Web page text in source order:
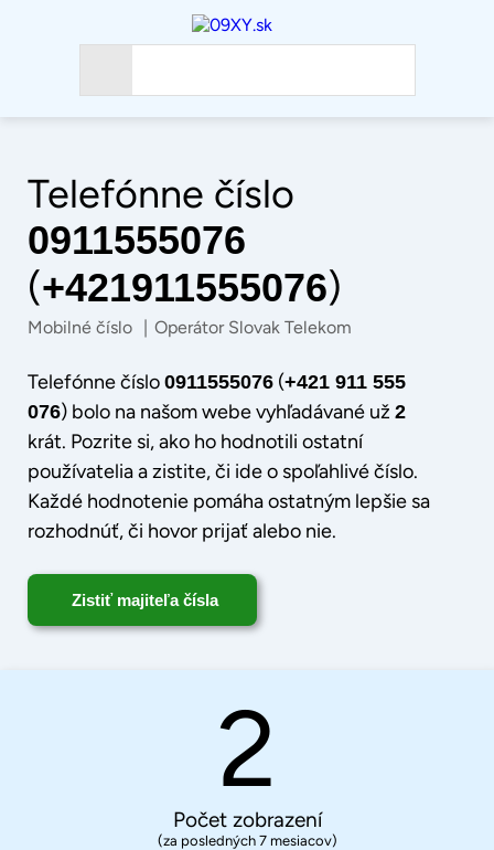
Telefónne číslo
0911555076
(+421911555076)
Mobilné číslo | Operátor Slovak Telekom
Telefónne číslo 0911555076(+421 911 555
076) bolo na našom webe vyhľadávané už 2
krát. Pozrite si, ako ho hodnotili ostatní
používatelia a zistite, či ide o spoľahlivé číslo.
Každé hodnotenie pomáha ostatným lepšie sa
rozhodnúť, či hovor prijať alebo nie.
Zistiť majiteľa čísla
2
Počet zobrazení
(za posledných 7 mesiacov)